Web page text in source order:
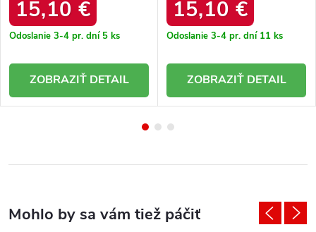
15,10 €
Odoslanie 3-4 pr. dní 5 ks
DETAIL
15,10 €
Odoslanie 3-4 pr. dní 11 ks
DETAIL